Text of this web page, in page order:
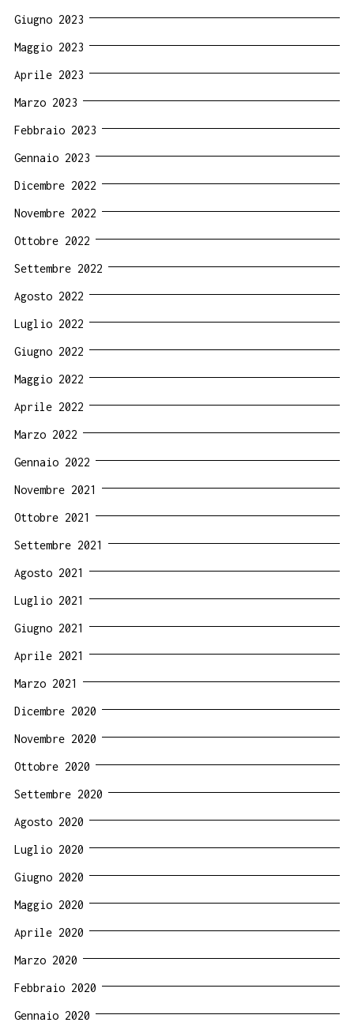
Giugno 2023
Maggio 2023
Aprile 2023
Marzo 2023
Febbraio 2023
Gennaio 2023
Dicembre 2022
Novembre 2022
Ottobre 2022
Settembre 2022
Agosto 2022
Luglio 2022
Giugno 2022
Maggio 2022
Aprile 2022
Marzo 2022
Gennaio 2022
Novembre 2021
Ottobre 2021
Settembre 2021
Agosto 2021
Luglio 2021
Giugno 2021
Aprile 2021
Marzo 2021
Dicembre 2020
Novembre 2020
Ottobre 2020
Settembre 2020
Agosto 2020
Luglio 2020
Giugno 2020
Maggio 2020
Aprile 2020
Marzo 2020
Febbraio 2020
Gennaio 2020